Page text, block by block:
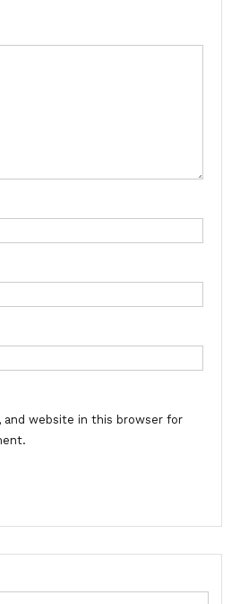
and website in this browser for